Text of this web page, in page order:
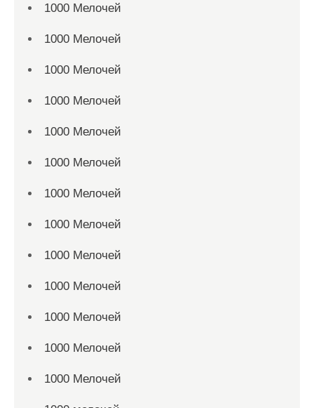
1000 Мелочей
1000 Мелочей
1000 Мелочей
1000 Мелочей
1000 Мелочей
1000 Мелочей
1000 Мелочей
1000 Мелочей
1000 Мелочей
1000 Мелочей
1000 Мелочей
1000 Мелочей
1000 Мелочей